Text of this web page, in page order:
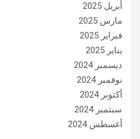
أبريل 2025
مارس 2025
فبراير 2025
يناير 2025
ديسمبر 2024
نوفمبر 2024
أكتوبر 2024
سبتمبر 2024
أغسطس 2024